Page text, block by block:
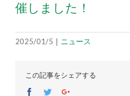
催しました！
2025/01/5 | ニュース
この記事をシェアする
Facebook
TwitterGoogle+